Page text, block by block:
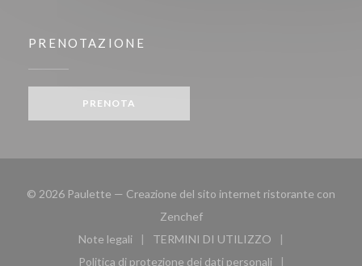
PRENOTAZIONE
PRENOTA
© 2026 Paulette — Creazione del sito internet ristorante con
Zenchef((apre una nuova finestra))
Note legali
((apre una nuova finestra))
TERMINI DI UTILIZZO
((apre una nuova finestra))
Politica di protezione dei dati personali